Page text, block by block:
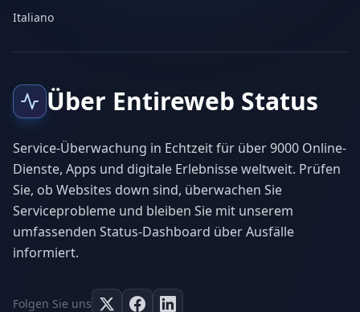
Italiano
Über Entireweb Status
Service-Überwachung in Echtzeit für über 9000 Online-
Dienste, Apps und digitale Erlebnisse weltweit. Prüfen
Sie, ob Websites down sind, überwachen Sie
Serviceprobleme und bleiben Sie mit unserem
umfassenden Status-Dashboard über Ausfälle
informiert.
Folgen Sie uns